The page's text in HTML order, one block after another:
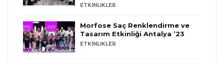
ETKINLIKLER
Morfose Saç Renklendirme ve
Tasarım Etkinliği Antalya ’23
ETKINLIKLER